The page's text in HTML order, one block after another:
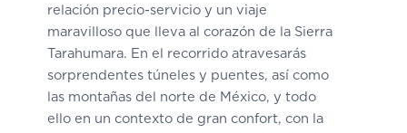
relación precio-servicio y un viaje
maravilloso que lleva al corazón de la Sierra
Tarahumara. En el recorrido atravesarás
sorprendentes túneles y puentes, así como
las montañas del norte de México, y todo
ello en un contexto de gran confort, con la